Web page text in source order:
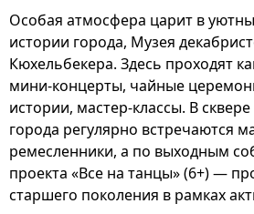
Особая атмосфера царит в
истории города, Музея
Кюхельбекера. Здесь проходят
мини-концерты, чайные
истории, мастер-классы. В
города регулярно встречаются
ремесленники, а по выходным
проекта «Все на танцы» (6+) —
старшего поколения в рамках